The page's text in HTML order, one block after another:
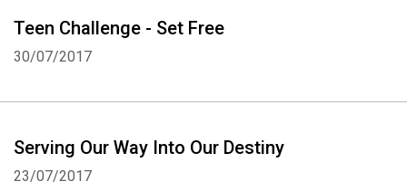
Teen Challenge - Set Free
30/07/2017
Serving Our Way Into Our Destiny
23/07/2017